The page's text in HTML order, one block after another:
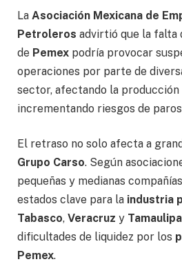
La Asociación Mexicana de
Petroleros advirtió que la falta
de Pemex podría provocar
operaciones por parte de
sector, afectando la producción
incrementando riesgos de
El retraso no solo afecta a
Grupo Carso. Según
pequeñas y medianas
estados clave para la industria
Tabasco, Veracruz y
dificultades de liquidez por los
Pemex.